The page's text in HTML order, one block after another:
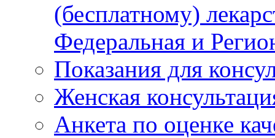
(бесплатному)
Федеральная и
Показания для
Женская
Анкета по оценке